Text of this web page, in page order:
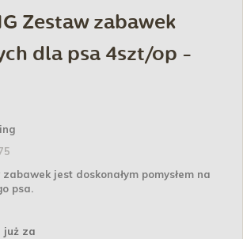
Zestaw zabawek
dla psa 4szt/op -
jest doskonałym pomysłem na
psa.
już za